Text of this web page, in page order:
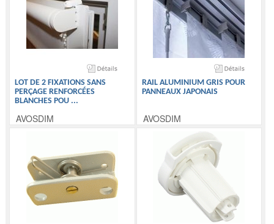
LOT DE 2 FIXATIONS SANS
PERÇAGE RENFORCÉES
BLANCHES POU ...
AVOSDIM
RAIL ALUMINIUM GRIS POUR
PANNEAUX JAPONAIS
AVOSDIM